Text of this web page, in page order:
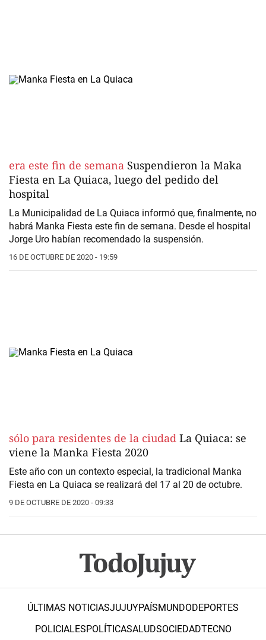
era este fin de semana Suspendieron la Maka
Fiesta en La Quiaca, luego del pedido del
hospital
La Municipalidad de La Quiaca informó que, finalmente, no
habrá Manka Fiesta este fin de semana. Desde el hospital
Jorge Uro habían recomendado la suspensión.
16 DE OCTUBRE DE 2020 - 19:59
sólo para residentes de la ciudad La Quiaca: se
viene la Manka Fiesta 2020
Este año con un contexto especial, la tradicional Manka
Fiesta en La Quiaca se realizará del 17 al 20 de octubre.
9 DE OCTUBRE DE 2020 - 09:33
ÚLTIMAS NOTICIASJUJUYPAÍSMUNDODEPORTES
POLICIALESPOLÍTICASALUDSOCIEDADTECNO